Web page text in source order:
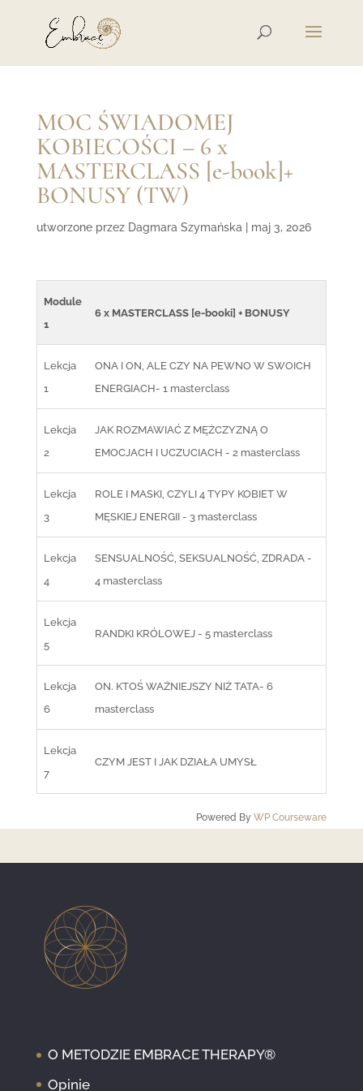
MOC ŚWIADOMEJ
KOBIECOŚCI – 6 x
MASTERCLASS [e-book]+
BONUSY (TW)
utworzone przez Dagmara Szymańska maj 3, 2026
Module
1
6 x MASTERCLASS [e-booki] + BONUSY
Lekcja
1
ONA I ON, ALE CZY NA PEWNO W SWOICH
ENERGIACH- 1 masterclass
Lekcja
2
JAK ROZMAWIAĆ Z MĘŻCZYZNĄ O
EMOCJACH I UCZUCIACH - 2 masterclass
Lekcja
3
ROLE I MASKI, CZYLI 4 TYPY KOBIET W
MĘSKIEJ ENERGII - 3 masterclass
Lekcja
4
SENSUALNOŚĆ, SEKSUALNOŚĆ, ZDRADA -
4 masterclass
Lekcja
5
RANDKI KRÓLOWEJ - 5 masterclass
Lekcja
6
ON. KTOŚ WAŻNIEJSZY NIŻ TATA- 6
masterclass
Lekcja
7
CZYM JEST I JAK DZIAŁA UMYSŁ
Powered ByWP Courseware
O METODZIE EMBRACE THERAPY®
Opinie